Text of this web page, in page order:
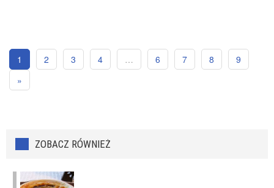
1 2 3 4 … 6 7 8
9
»
ZOBACZ RÓWNIEŻ